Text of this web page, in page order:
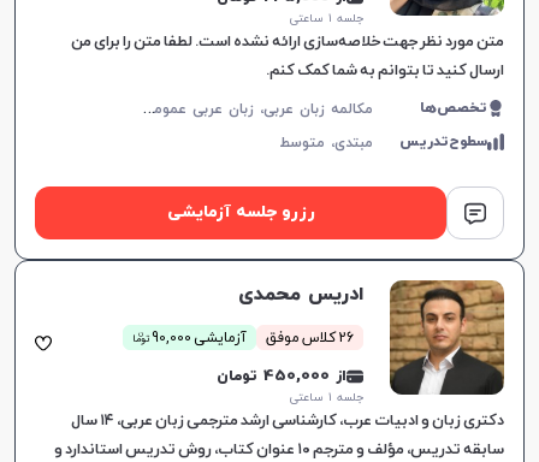
جلسه ۱ ساعتی
متن مورد نظر جهت خلاصه‌سازی ارائه نشده است. لطفا متن را برای من
ارسال کنید تا بتوانم به شما کمک کنم.
تخصص‌ها م
کالمه زبان عربی، زبان عربی عمومی، زبان عربی کودکان، زبان عربی هفتم دبیرستان، زبان عربی هشتم دبیرستان، زبان عربی نهم دبیرستان، زبان عربی دهم دبیرستان، زبان عربی یازدهم دبیرستان، زبان عربی دوازدهم دبیرستان، زبان عربی کنکور سراسری، عربی فصیح
سطوح‌تدریس مبتدی، متوسط
رزرو جلسه آزمایشی
ادریس محمدی
26 کلاس موفق آزمایشی 90,000 توما
ن
از 450,000 تومان
جلسه ۱ ساعتی
دکتری زبان و ادبیات عرب، کارشناسی ارشد مترجمی زبان عربی، ۱۴ سال
سابقه تدریس، مؤلف و مترجم ۱۰ عنوان کتاب، روش تدریس استاندارد و